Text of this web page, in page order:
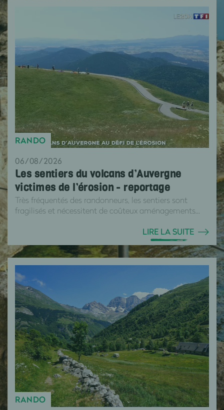
RANDO
06/08/2026
Les sentiers du volcans d’Auvergne
victimes de l’érosion - reportage
Très fréquentés des randonneurs, les sentiers sont
fragilisés et nécessitent de coûteux aménagements...
LIRE LA SUITE
RANDO